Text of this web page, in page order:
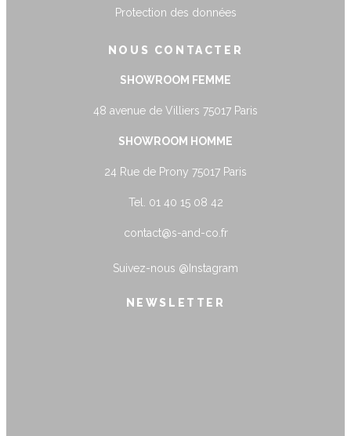
Protection des données
NOUS CONTACTER
SHOWROOM FEMME
48 avenue de Villiers 75017 Paris
SHOWROOM HOMME
24 Rue de Prony 75017 Paris
Tel. 01 40 15 08 42
contact@s-and-co.fr
Suivez-nous @Instagram
NEWSLETTER